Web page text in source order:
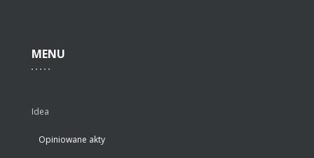
MENU
Idea
Opiniowane akty